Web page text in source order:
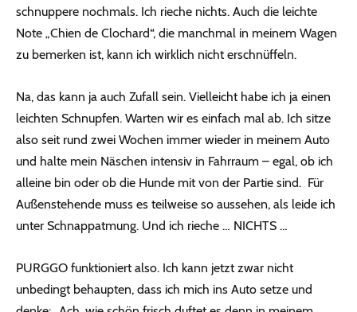
schnuppere nochmals. Ich rieche nichts. Auch die leichte
Note „Chien de Clochard“, die manchmal in meinem Wagen
zu bemerken ist, kann ich wirklich nicht erschnüffeln.
Na, das kann ja auch Zufall sein. Vielleicht habe ich ja einen
leichten Schnupfen. Warten wir es einfach mal ab. Ich sitze
also seit rund zwei Wochen immer wieder in meinem Auto
und halte mein Näschen intensiv in Fahrraum – egal, ob ich
alleine bin oder ob die Hunde mit von der Partie sind. Für
Außenstehende muss es teilweise so aussehen, als leide ich
unter Schnappatmung. Und ich rieche … NICHTS …
PURGGO funktioniert also. Ich kann jetzt zwar nicht
unbedingt behaupten, dass ich mich ins Auto setze und